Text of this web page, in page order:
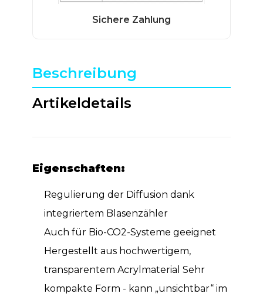
Beschreibung
Artikeldetails
Eigenschaften:
Regulierung der Diffusion dank
integriertem Blasenzähler
Auch für Bio-CO2-Systeme geeignet
Hergestellt aus hochwertigem,
transparentem Acrylmaterial Sehr
kompakte Form - kann „unsichtbar“ im